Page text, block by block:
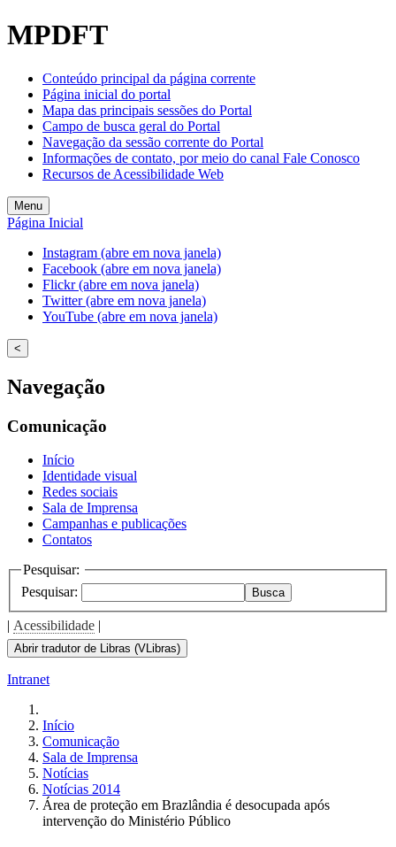
MPDFT
Conteúdo principal da página corrente
Página inicial do portal
Mapa das principais sessões do Portal
Campo de busca geral do Portal
Navegação da sessão corrente do Portal
Informações de contato, por meio do canal Fale Conosco
Recursos de Acessibilidade Web
Menu
Página Inicial
Instagram (abre em nova janela)
Facebook (abre em nova janela)
Flickr (abre em nova janela)
Twitter (abre em nova janela)
YouTube (abre em nova janela)
<
Navegação
Comunicação
Início
Identidade visual
Redes sociais
Sala de Imprensa
Campanhas e publicações
Contatos
Pesquisar:
Pesquisar:
Busca
| Acessibilidade |
Abrir tradutor de Libras (VLibras)
Intranet
Início
Comunicação
Sala de Imprensa
Notícias
Notícias 2014
Área de proteção em Brazlândia é desocupada após
intervenção do Ministério Público